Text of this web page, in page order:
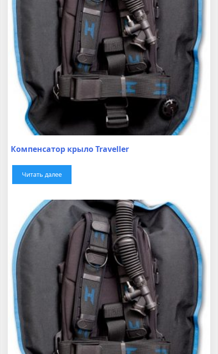
Компенсатор крыло Traveller
Читать далее